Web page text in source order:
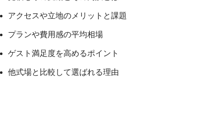
アクセスや立地のメリットと課題
プランや費用感の平均相場
ゲスト満足度を高めるポイント
他式場と比較して選ばれる理由